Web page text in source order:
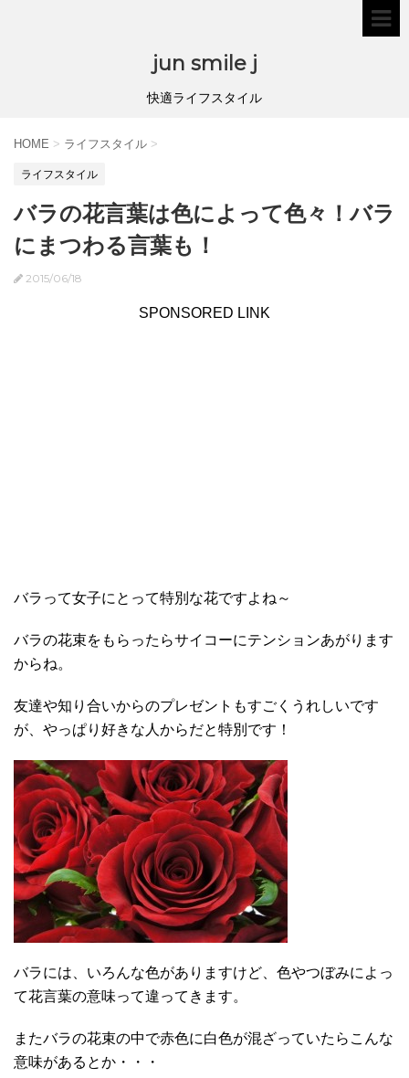
jun smile j
快適ライフスタイル
HOME > ライフスタイル >
ライフスタイル
バラの花言葉は色によって色々！バラ
にまつわる言葉も！
2015/06/18
SPONSORED LINK
バラって女子にとって特別な花ですよね～
バラの花束をもらったらサイコーにテンションあがります
からね。
友達や知り合いからのプレゼントもすごくうれしいです
が、やっぱり好きな人からだと特別です！
バラには、いろんな色がありますけど、色やつぼみによっ
て花言葉の意味って違ってきます。
またバラの花束の中で赤色に白色が混ざっていたらこんな
意味があるとか・・・